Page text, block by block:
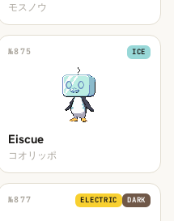
モスノウ
№875 ICE
Eiscue
コオリッポ
№877 ELECTRIC DARK